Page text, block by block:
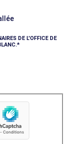
DE L'OFFICE DE